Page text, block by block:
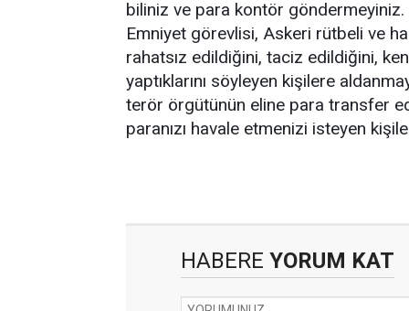
biliniz ve para kontör
Emniyet görevlisi, Askeri rütbeli ve
rahatsız edildiğini, taciz edildiğini,
yaptıklarını söyleyen kişilere
terör örgütünün eline para transfer
paranızı havale etmenizi isteyen
HABERE YORUM KAT